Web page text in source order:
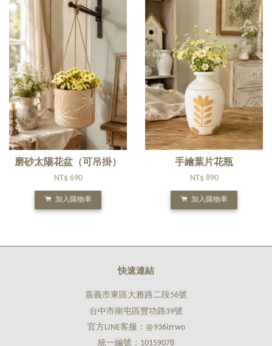
磨砂太陽花盆（可吊掛）
NT$ 690
加入購物車
手繪葉片花瓶
NT$ 890
加入購物車
快速連結
嘉義市東區大雅路二段56號
台中市南屯區豐功路39號
官方LINE客服：@936izrwo
統一編號：10159078